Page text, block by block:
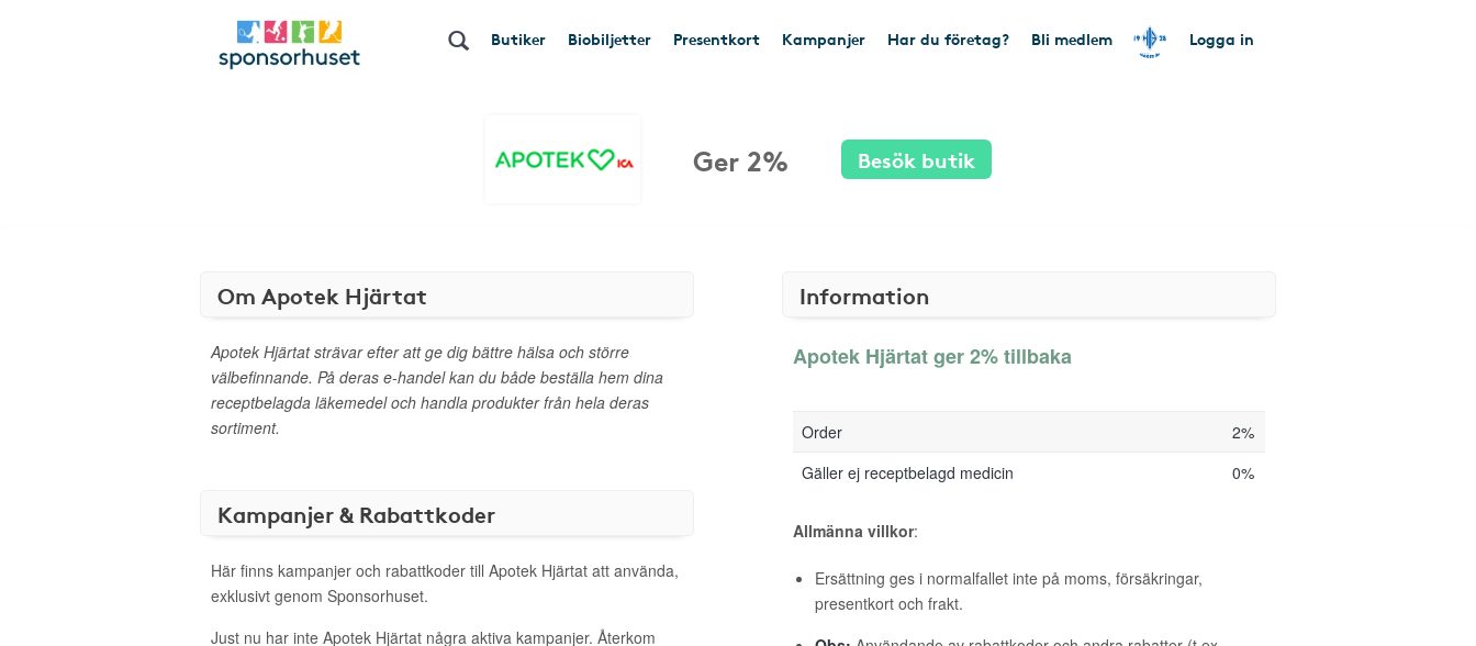
Butiker Biobiljetter Presentkort Kampanjer Har du företag? Bli medlem Logga in
Ger 2% Besök butik
Om Apotek Hjärtat
Apotek Hjärtat strävar efter att ge dig bättre hälsa och större
välbefinnande. På deras e-handel kan du både beställa hem dina
receptbelagda läkemedel och handla produkter från hela deras
sortiment.
Kampanjer & Rabattkoder
Här finns kampanjer och rabattkoder till Apotek Hjärtat att använda,
exklusivt genom Sponsorhuset.
Just nu har inte Apotek Hjärtat några aktiva kampanjer. Återkom
Information
Apotek Hjärtat ger 2% tillbaka
Order
2%
Gäller ej receptbelagd medicin
0%
Allmänna villkor:
Ersättning ges i normalfallet inte på moms, försäkringar,
presentkort och frakt.